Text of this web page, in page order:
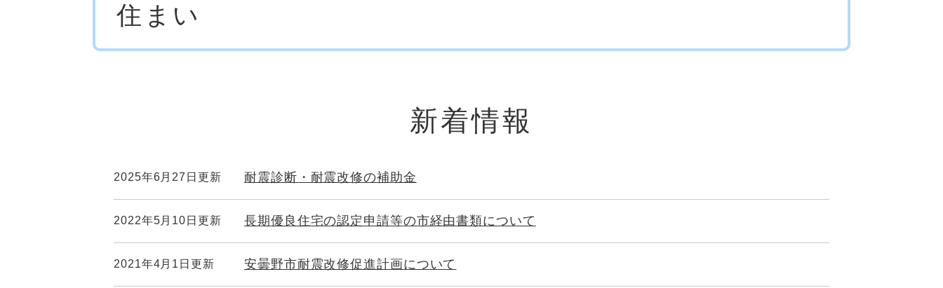
住まい
新着情報
2025年6月27日更新 耐震診断・耐震改修の補助金
2022年5月10日更新 長期優良住宅の認定申請等の市経由書類について
2021年4月1日更新 安曇野市耐震改修促進計画について